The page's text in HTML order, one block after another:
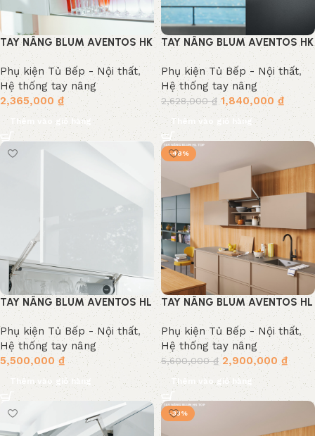
TAY NÂNG BLUM AVENTOS HK
Phụ kiện Tủ Bếp - Nội thất,
Hệ thống tay nâng
2,365,000₫
Thêm vào giỏ hàng
TAY NÂNG BLUM AVENTOS HK
TOP
Phụ kiện Tủ Bếp - Nội thất,
Hệ thống tay nâng
2,628,000₫ 1,840,000₫
Thêm vào giỏ hàng
TAY NÂNG BLUM AVENTOS HL
Phụ kiện Tủ Bếp - Nội thất,
Hệ thống tay nâng
5,500,000₫
Thêm vào giỏ hàng
-48%
TAY NÂNG BLUM AVENTOS HL
TOP
Phụ kiện Tủ Bếp - Nội thất,
Hệ thống tay nâng
5,600,000₫ 2,900,000₫
Thêm vào giỏ hàng
-33%